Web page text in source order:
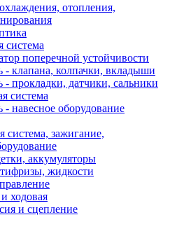
отопления,
система
поперечной устойчивости
- клапана, колпачки, вкладыши
- прокладки, датчики, сальники
система
- навесное оборудование
система, зажигание,
аккумуляторы
жидкости
ходовая
и сцепление